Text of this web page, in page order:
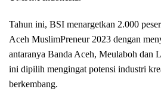
Tahun ini, BSI menargetkan 2.000
Aceh MuslimPreneur 2023 dengan
antaranya Banda Aceh, Meulaboh dan
ini dipilih mengingat potensi industri
berkembang.